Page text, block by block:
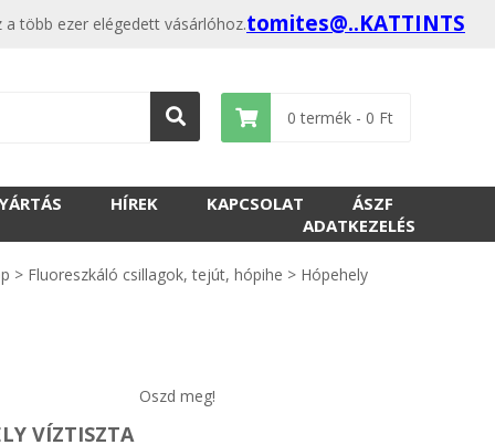
több ezer elégedett vásárlóhoz.tomites@..KATTINTS
0 termék - 0 Ft
HÍREK KAPCSOLAT
ÁSZF
ADATKEZELÉS
> Fluoreszkáló csillagok, tejút, hópihe > Hópehely
Oszd meg!
VÍZTISZTA